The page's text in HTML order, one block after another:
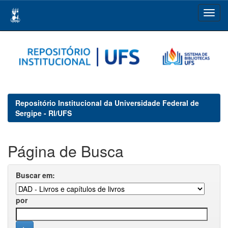
navigation
Repositório Institucional da Universidade Federal de
Sergipe - RI/UFS
Página de Busca
Buscar em:
por